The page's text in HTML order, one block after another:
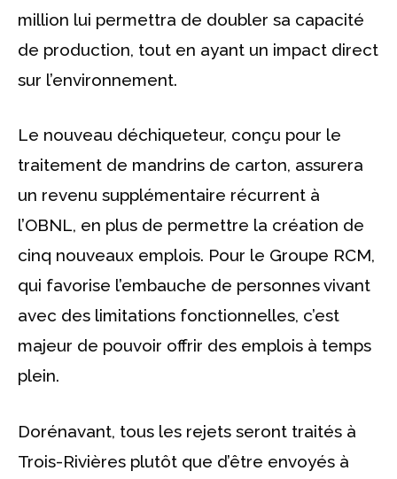
million lui permettra de doubler sa capacité
de production, tout en ayant un impact direct
sur l’environnement.
Le nouveau déchiqueteur, conçu pour le
traitement de mandrins de carton, assurera
un revenu supplémentaire récurrent à
l’OBNL, en plus de permettre la création de
cinq nouveaux emplois. Pour le Groupe RCM,
qui favorise l’embauche de personnes vivant
avec des limitations fonctionnelles, c’est
majeur de pouvoir offrir des emplois à temps
plein.
Dorénavant, tous les rejets seront traités à
Trois-Rivières plutôt que d’être envoyés à